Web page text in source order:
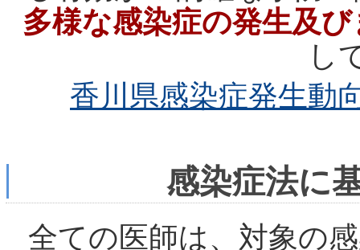
多様な感染症の発生及
し
香川県感染症発生動
感染症法に
全ての医師は、対象の